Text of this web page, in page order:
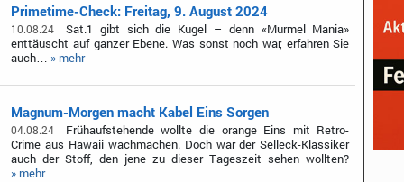
Primetime-Check: Freitag, 9. August 2024
10.08.24
Sat.1 gibt sich die Kugel – denn «Murmel Mania»
enttäuscht auf ganzer Ebene. Was sonst noch war, erfahren Sie
auch… » mehr
Magnum-Morgen macht Kabel Eins Sorgen
04.08.24
Frühaufstehende wollte die orange Eins mit Retro-
Crime aus Hawaii wachmachen. Doch war der Selleck-Klassiker
auch der Stoff, den jene zu dieser Tageszeit sehen wollten?
» mehr